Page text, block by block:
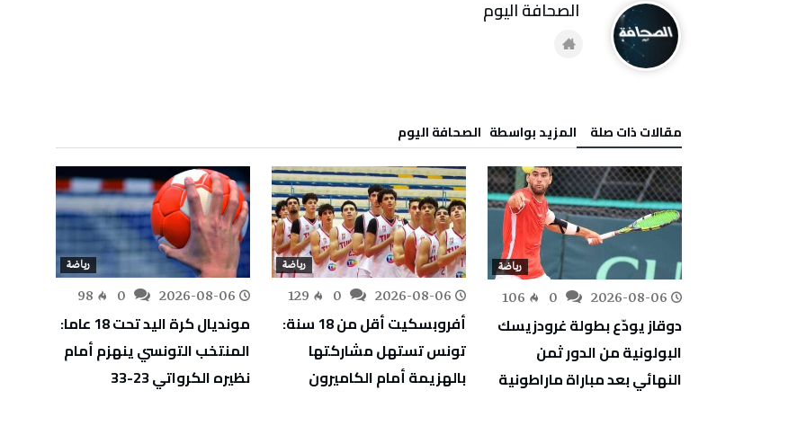
‫مقالات ذات صلة‬ ‫‫المزيد بواسطة‬ ‬ ‭ ‬الصحافة‭ ‬اليوم
رياضة
2026-08-06
106
دوقاز يودّع بطولة غرودزيسك
البولونية من الدور ثمن
النهائي بعد مباراة ماراطونية
رياضة
2026-08-06
129
أفروبسكيت أقل من 18 سنة:
تونس تستهل مشاركتها
بالهزيمة أمام الكاميرون
رياضة
2026-08-06
98
مونديال كرة اليد تحت 18 عاما:
المنتخب التونسي ينهزم أمام
نظيره الكرواتي 23-33